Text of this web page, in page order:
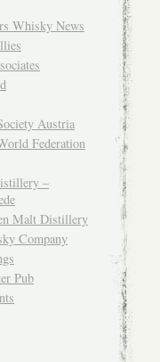
Whisky News
Austria
Federation
–
Malt Distillery
Company
Pub